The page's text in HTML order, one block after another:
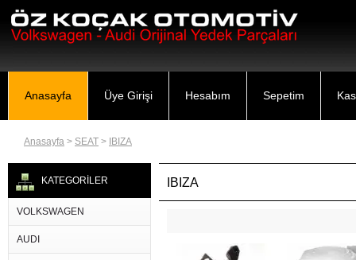
Anasayfa Üye Girişi Hesabım Sepetim
Anasayfa > SEAT > IBIZA
KATEGORİLER
VOLKSWAGEN
AUDI
IBIZA